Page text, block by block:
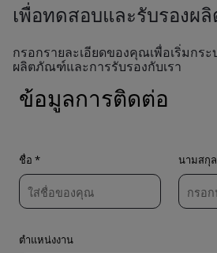
เพื่อทดสอบและรับรอง
กรอกรายละเอียดของคุณเพื่อเริ่มกร
ผลิตภัณฑ์และการรับรองกับเรา